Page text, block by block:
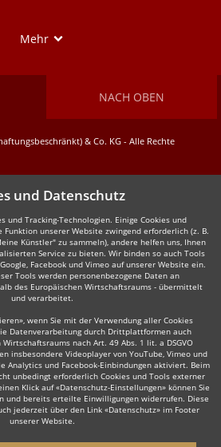
Mehr
NACH OBEN
& Co. KG - Alle Rechte
und Datenschutz
und Tracking-Technologien. Einige Cookies und
unserer Website zwingend erforderlich (z. B.
Künstler" zu sammeln), andere helfen uns, Ihnen
Service zu bieten. Wir binden so auch Tools
Facebook und Vimeo auf unserer Website ein.
Tools werden personenbezogene Daten an
des Europäischen Wirtschaftsraums - übermittelt
und verarbeitet.
wenn Sie mit der Verwendung aller Cookies
Datenverarbeitung durch Drittplattformen auch
nach Art. 49 Abs. 1 lit. a DSGVO
insbesondere Videoplayer von YouTube, Vimeo und
Analytics und Facebook-Einbindungen aktiviert. Beim
unbedingt erforderlich Cookies und Tools externer
Klick auf «Datenschutz-Einstellungen» können Sie
und bereits erteilte Einwilligungen widerrufen. Diese
jederzeit über den Link «Datenschutz» im Footer
unserer Website.